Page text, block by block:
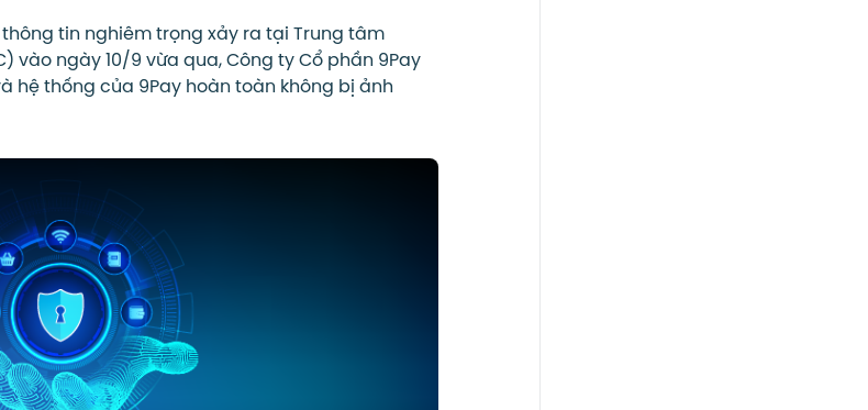
tin nghiêm trọng xảy ra tại Trung tâm
vào ngày 10/9 vừa qua, Công ty Cổ phần 9Pay
hệ thống của 9Pay hoàn toàn không bị ảnh